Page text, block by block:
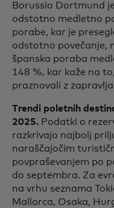
Borussio Dortmund
odstotno medletno
porabe, kar je
odstotno povečanje,
španska poraba
148 %, kar kaže na
praznovali z
Trendi poletnih
2025. Podatki o
razkrivajo najbolj
naraščajočim
povpraševanjem po
do septembra. Za
na vrhu seznama
Mallorca, Osaka,